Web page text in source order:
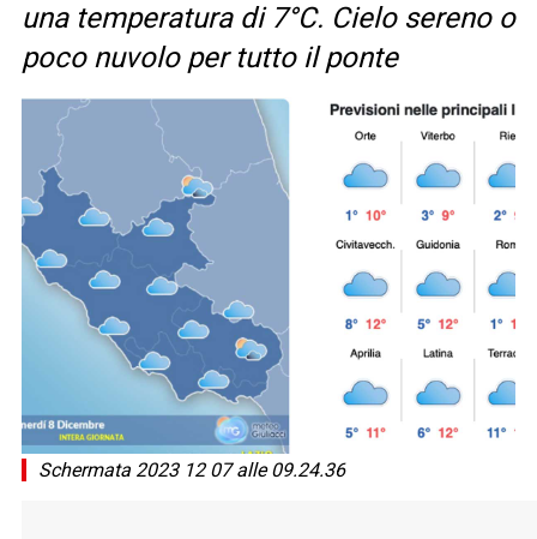
una temperatura di 7°C. Cielo sereno o
poco nuvolo per tutto il ponte
Schermata 2023 12 07 alle 09.24.36